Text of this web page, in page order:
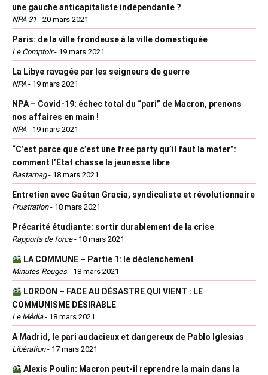
une gauche anticapitaliste indépendante ?
NPA 31 - 20 mars 2021
Paris: de la ville frondeuse à la ville domestiquée
Le Comptoir- 19 mars 2021
La Libye ravagée par les seigneurs de guerre
NPA- 19 mars 2021
NPA – Covid-19: échec total du “pari” de Macron, prenons
nos affaires en main !
NPA- 19 mars 2021
“C’est parce que c’est une free party qu’il faut la mater”:
comment l’État chasse la jeunesse libre
Bastamag- 18 mars 2021
Entretien avec Gaétan Gracia, syndicaliste et révolutionnaire
Frustration- 18 mars 2021
Précarité étudiante: sortir durablement de la crise
Rapports de force- 18 mars 2021
LA COMMUNE – Partie 1: le déclenchement
Minutes Rouges- 18 mars 2021
LORDON – FACE AU DÉSASTRE QUI VIENT : LE
COMMUNISME DÉSIRABLE
Le Média- 18 mars 2021
A Madrid, le pari audacieux et dangereux de Pablo Iglesias
Libération- 17 mars 2021
Alexis Poulin: Macron peut-il reprendre la main dans la